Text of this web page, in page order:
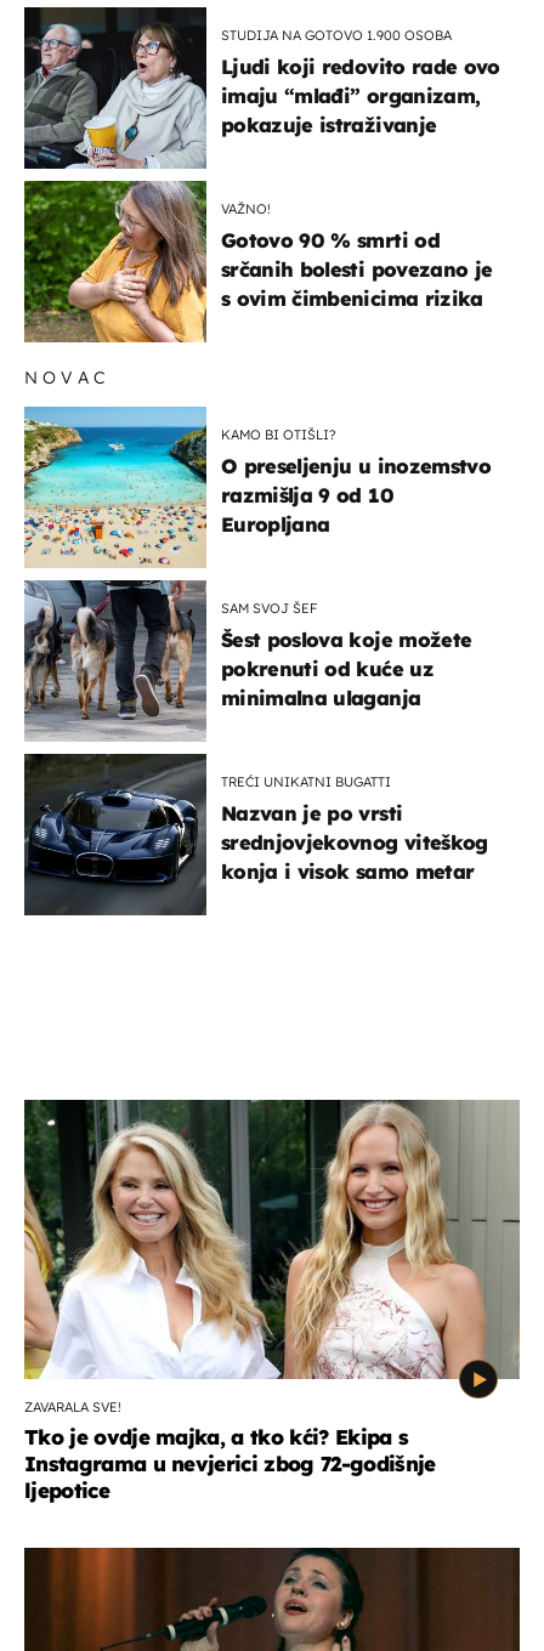
STUDIJA NA GOTOVO 1.900 OSOBA
Ljudi koji redovito rade ovo
imaju “mlađi” organizam,
pokazuje istraživanje
VAŽNO!
Gotovo 90 % smrti od
srčanih bolesti povezano je
s ovim čimbenicima rizika
NOVAC
KAMO BI OTIŠLI?
O preseljenju u inozemstvo
razmišlja 9 od 10
Europljana
SAM SVOJ ŠEF
Šest poslova koje možete
pokrenuti od kuće uz
minimalna ulaganja
TREĆI UNIKATNI BUGATTI
Nazvan je po vrsti
srednjovjekovnog viteškog
konja i visok samo metar
ZAVARALA SVE!
Tko je ovdje majka, a tko kći? Ekipa s
Instagrama u nevjerici zbog 72-godišnje
ljepotice